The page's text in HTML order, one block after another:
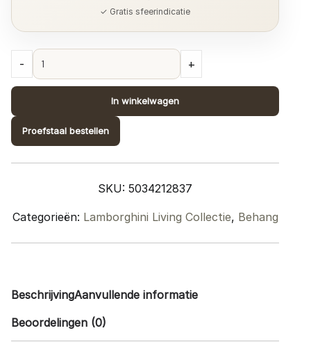
✓ Gratis sfeerindicatie
design
Z12837
quantity
- +
In winkelwagen
Proefstaal bestellen
SKU: 5034212837
Categorieën: Lamborghini Living Collectie, Behang
BeschrijvingAanvullende informatie
Beoordelingen (0)